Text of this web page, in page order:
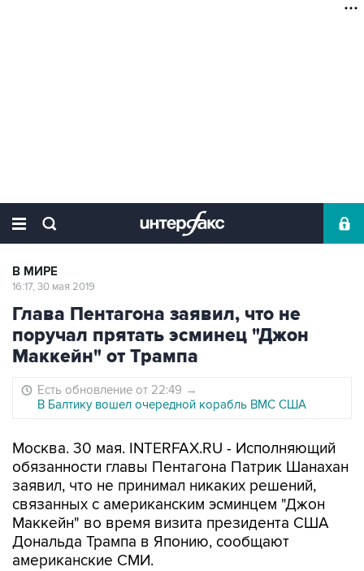
В МИРЕ
16:17, 30 мая 2019
Глава Пентагона заявил, что не
поручал прятать эсминец "Джон
Маккейн" от Трампа
Есть обновление от 22:49 →
В Балтику вошел очередной корабль ВМС США
Москва. 30 мая. INTERFAX.RU - Исполняющий
обязанности главы Пентагона Патрик Шанахан
заявил, что не принимал никаких решений,
связанных с американским эсминцем "Джон
Маккейн" во время визита президента США
Дональда Трампа в Японию, сообщают
американские СМИ.